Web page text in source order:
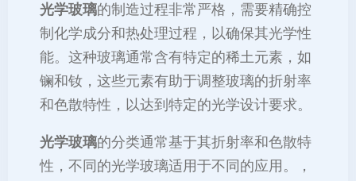
光学玻璃的制造过程非常严格，需要精确控
制化学成分和热处理过程，以确保其光学性
能。这种玻璃通常含有特定的稀土元素，如
镧和钕，这些元素有助于调整玻璃的折射率
和色散特性，以达到特定的光学设计要求。
光学玻璃的分类通常基于其折射率和色散特
性，不同的光学玻璃适用于不同的应用。，